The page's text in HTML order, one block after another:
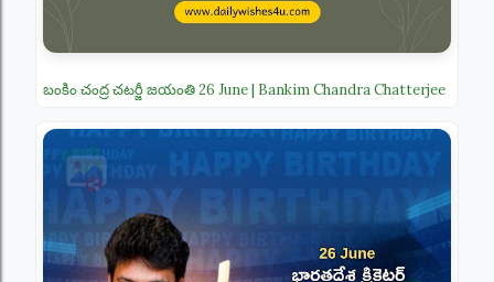
బంకిం చంద్ర చటర్జీ జయంతి 26 June | Bankim Chandra Chatterjee